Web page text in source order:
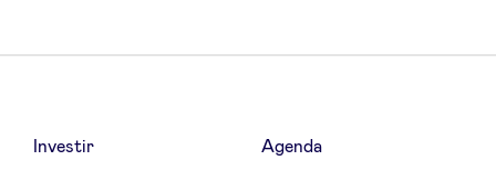
Investir Agenda